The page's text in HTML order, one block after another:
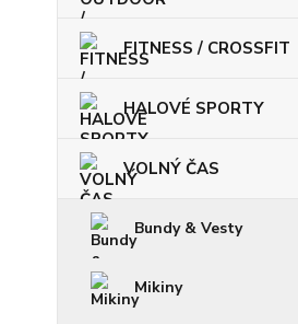
FITNESS / CROSSFIT
HALOVÉ SPORTY
VOLNÝ ČAS
Bundy & Vesty
Mikiny